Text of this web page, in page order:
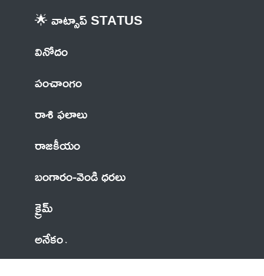
🌟 వాట్సాప్ STATUS
వినోదం
పంచాంగం
రాశి ఫలాలు
రాజకీయం
బంగారం-వెండి ధరలు
క్రైమ్
అనేకం